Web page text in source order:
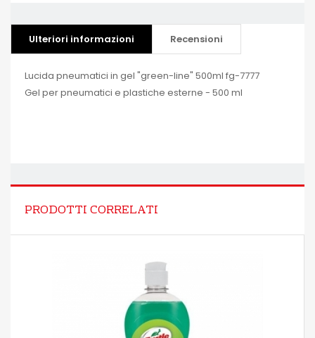
Ulteriori informazioni Recensioni
Lucida pneumatici in gel "green-line" 500ml fg-7777
Gel per pneumatici e plastiche esterne - 500 ml
PRODOTTI CORRELATI